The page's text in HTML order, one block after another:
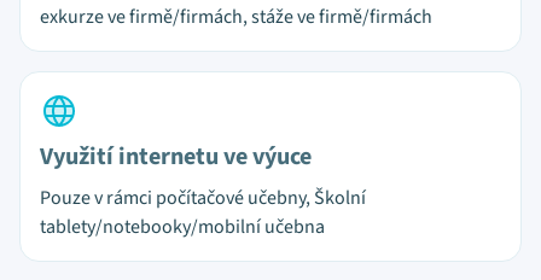
exkurze ve firmě/firmách, stáže ve firmě/firmách
Využití internetu ve výuce
Pouze v rámci počítačové učebny, Školní
tablety/notebooky/mobilní učebna